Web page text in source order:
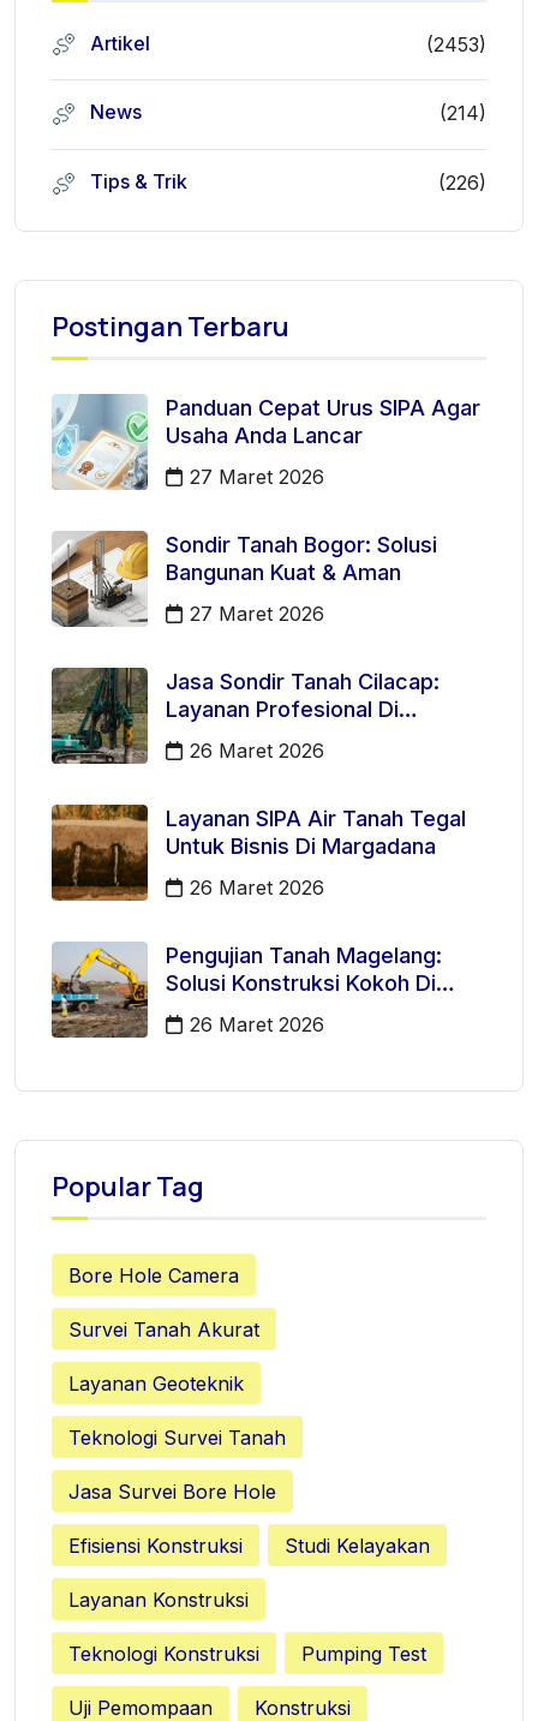
Artikel (2453)
News (214)
Tips & Trik (226)
Postingan Terbaru
Panduan Cepat Urus SIPA Agar
Usaha Anda Lancar
27 Maret 2026
Sondir Tanah Bogor: Solusi
Bangunan Kuat & Aman
27 Maret 2026
Jasa Sondir Tanah Cilacap:
Layanan Profesional Di
Kecamatan Majenang
26 Maret 2026
Layanan SIPA Air Tanah Tegal
Untuk Bisnis Di Margadana
26 Maret 2026
Pengujian Tanah Magelang:
Solusi Konstruksi Kokoh Di
Mertoyudan
26 Maret 2026
Popular Tag
Bore Hole Camera
Survei Tanah Akurat
Layanan Geoteknik
Teknologi Survei Tanah
Jasa Survei Bore Hole
Efisiensi Konstruksi Studi Kelayakan
Layanan Konstruksi
Teknologi Konstruksi Pumping Test
Uji Pemompaan Konstruksi